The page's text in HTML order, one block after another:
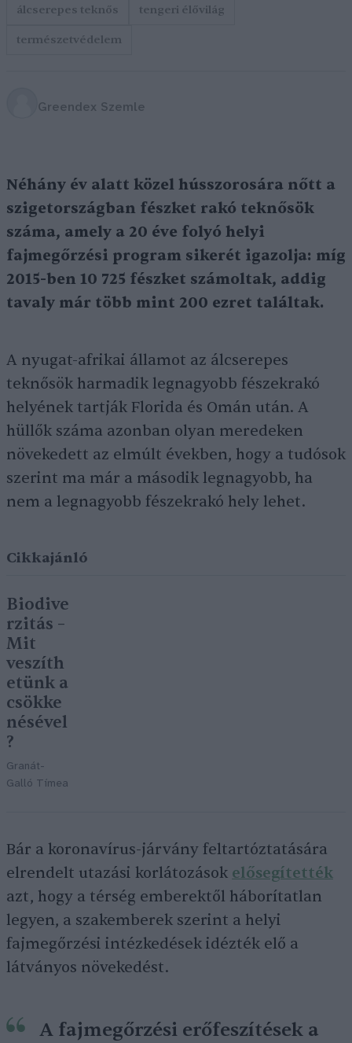
álcserepes teknős
tengeri élővilág
természetvédelem
Greendex Szemle
Néhány év alatt közel hússzorosára nőtt a
szigetországban fészket rakó teknősök
száma, amely a 20 éve folyó helyi
fajmegőrzési program sikerét igazolja: míg
2015-ben 10 725 fészket számoltak, addig
tavaly már több mint 200 ezret találtak.
A nyugat-afrikai államot az álcserepes
teknősök harmadik legnagyobb fészekrakó
helyének tartják Florida és Omán után. A
hüllők száma azonban olyan meredeken
növekedett az elmúlt években, hogy a tudósok
szerint ma már a második legnagyobb, ha
nem a legnagyobb fészekrakó hely lehet.
Cikkajánló
Biodive
rzitás –
Mit
veszíth
etünk a
csökke
nésével
?
Granát-
Galló Tímea
Bár a koronavírus-járvány feltartóztatására
elrendelt utazási korlátozások elősegítették
azt, hogy a térség emberektől háborítatlan
legyen, a szakemberek szerint a helyi
fajmegőrzési intézkedések idézték elő a
látványos növekedést.
A fajmegőrzési erőfeszítések a